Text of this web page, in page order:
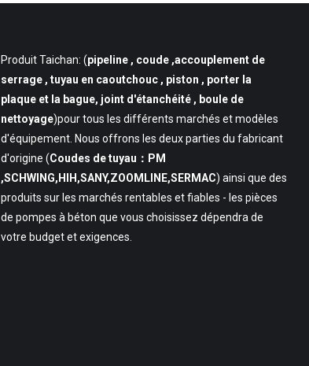
Produit Taichan: (pipeline, coude ,accouplement de
serrage , tuyau en caoutchouc , piston , porter la
plaque et la bague, joint d'étanchéité , boule de
nettoyage)pour tous les différents marchés et modèles
d'équipement. Nous offrons les deux parties du fabricant
d'origine (Coudes de tuyau：PM
,SCHWING,HIH,SANY,ZOOMLINE,SERMAC) ainsi que des
produits sur les marchés rentables et fiables - les pièces
de pompes à béton que vous choisissez dépendra de
votre budget et exigences.